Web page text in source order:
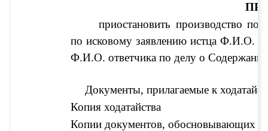
приостановить производство по
по исковому заявлению истца Ф.И.О.
Ф.И.О. ответчика по делу о Содержание
Документы, прилагаемые к
Копия ходатайства
Копии документов, обосновывающих